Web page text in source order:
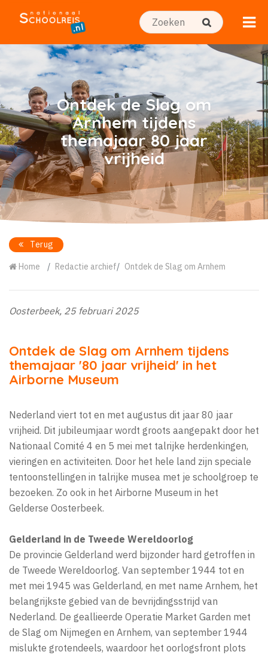
Ontdek de Slag om
Arnhem tijdens
themajaar 80 jaar
vrijheid
Terug
Home Redactie archief Ontdek de Slag om Arnhem
Oosterbeek, 25 februari 2025
Ontdek de Slag om Arnhem tijdens
themajaar '80 jaar vrijheid' in het
Airborne Museum
Nederland viert tot en met augustus dit jaar 80 jaar
vrijheid. Dit jubileumjaar wordt groots aangepakt door het
Nationaal Comité 4 en 5 mei met talrijke herdenkingen,
vieringen en activiteiten. Door het hele land zijn speciale
tentoonstellingen in talrijke musea met je schoolgroep te
bezoeken. Zo ook in het Airborne Museum in het
Gelderse Oosterbeek.
Gelderland in de Tweede Wereldoorlog
De provincie Gelderland werd bijzonder hard getroffen in
de Tweede Wereldoorlog. Van september 1944 tot en
met mei 1945 was Gelderland, en met name Arnhem, het
belangrijkste gebied van de bevrijdingsstrijd van
Nederland. De geallieerde Operatie Market Garden met
de Slag om Nijmegen en Arnhem, van september 1944
mislukte grotendeels, waardoor het oorlogsfront plots